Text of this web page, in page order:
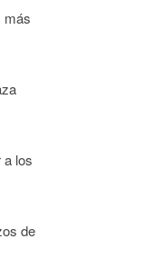
más
a los
de